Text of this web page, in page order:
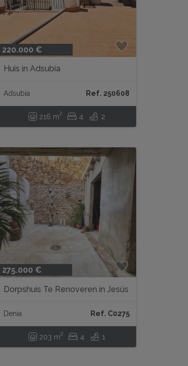
220.000 €
Huis in Adsubia
Adsubia Ref. 250608
216 m2 4 2
275.000 €
Dorpshuis Te Renoveren in Jesús
Denia Ref. C0275
203 m2 4 1